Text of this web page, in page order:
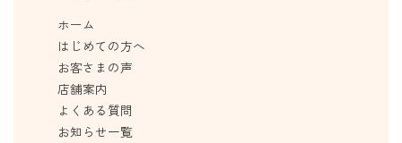
ホーム
はじめての方へ
お客さまの声
店舗案内
よくある質問
お知らせ一覧